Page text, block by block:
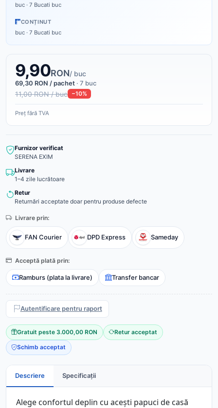
buc · 7 Bucati buc
CONȚINUT
buc · 7 Bucati buc
9,90RON/ buc
69,30 RON / pachet · 7 buc
11,00 RON / buc −10%
Preț fără TVA
Furnizor verificat
SERENA EXIM
Livrare
1–4 zile lucrătoare
Retur
Returnări acceptate doar pentru produse defecte
Livrare prin:
FAN Courier DPD Express Sameday
Acceptă plată prin:
Ramburs (plata la livrare) Transfer bancar
Autentificare pentru raport
Gratuit peste 3.000,00 RON Retur acceptat
Schimb acceptat
Descriere Specificații
Alege confortul deplin cu acești papuci de casă